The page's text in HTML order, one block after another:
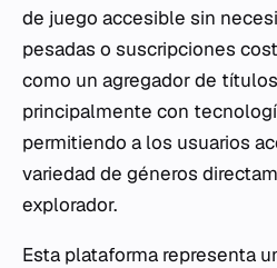
de juego accesible sin
pesadas o suscripciones
como un agregador de
principalmente con
permitiendo a los usuarios
variedad de géneros
explorador.
Esta plataforma representa